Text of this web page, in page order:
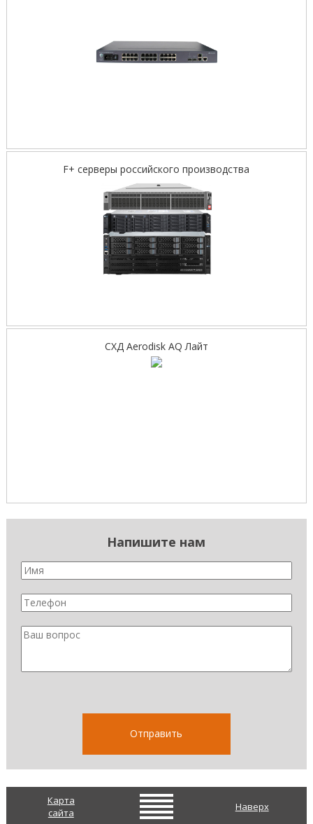
F+ серверы российского производства
СХД Aerodisk AQ Лайт
Напишите нам
Карта
сайта
Наверх